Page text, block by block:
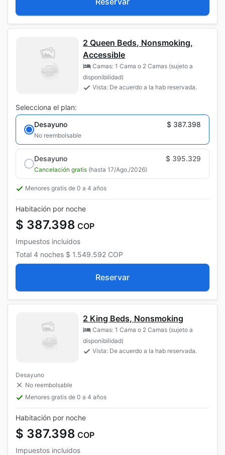
2 Queen Beds, Nonsmoking,
Accessible
Camas: 1 Cama o 2 Camas (sujeto a
disponibilidad)
Vista: De acuerdo a la hab reservada.
Selecciona el plan:
Desayuno
$ 387.398
No reembolsable
Desayuno $ 395.329
Cancelación gratis (hasta 17/Ago./2026)
Menores gratis de 0 a 4 años
Habitación por noche
$ 387.398 COP
Impuestos incluidos
Total 4 noches $ 1.549.592 COP
Reservar
2 King Beds, Nonsmoking
Camas: 1 Cama o 2 Camas (sujeto a
disponibilidad)
Vista: De acuerdo a la hab reservada.
Desayuno
No reembolsable
Menores gratis de 0 a 4 años
Habitación por noche
$ 387.398 COP
Impuestos incluidos